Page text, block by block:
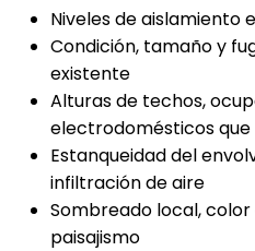
Niveles de aislamiento
Condición, tamaño y
existente
Alturas de techos,
electrodomésticos
Estanqueidad del
infiltración de aire
Sombreado local,
paisajismo